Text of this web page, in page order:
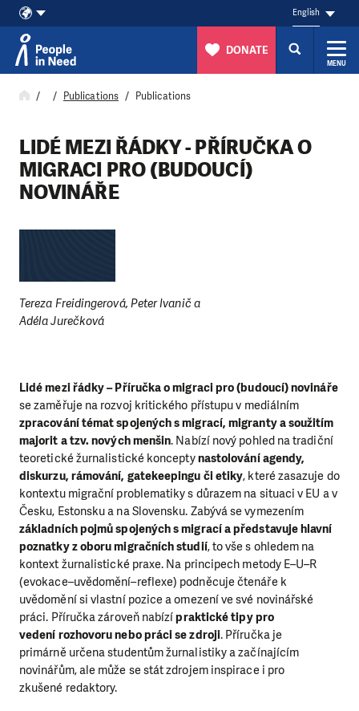
Skip to content
English
DONATE
MENU
Publications Publications
LIDÉ MEZI ŘÁDKY - PŘÍRUČKA O
MIGRACI PRO (BUDOUCÍ)
NOVINÁŘE
Tereza Freidingerová, Peter Ivanič a
Adéla Jurečková
Lidé mezi řádky – Příručka o migraci pro (budoucí) novináře
se zaměřuje na rozvoj kritického přístupu v mediálním
zpracování témat spojených s migrací, migranty a soužitím
majorit a tzv. nových menšin. Nabízí nový pohled na tradiční
teoretické žurnalistické konceptynastolování agendy,
diskurzu, rámování, gatekeepingu či etiky, které zasazuje do
kontextu migrační problematiky s důrazem na situaci v EU a v
Česku, Estonsku a na Slovensku. Zabývá se vymezením
základních pojmů spojených s migrací a představuje hlavní
poznatky z oboru migračních studií, to vše s ohledem na
kontext žurnalistické praxe. Na principech metody E–U–R
(evokace–uvědomění–reflexe) podněcuje čtenáře k
uvědomění si vlastní pozice a omezení ve své novinářské
práci. Příručka zároveň nabízípraktické tipy pro
vedení rozhovoru nebo práci se zdroji. Příručka je
primárně určena studentům žurnalistiky a začínajícím
novinářům, ale může se stát zdrojem inspirace i pro
zkušené redaktory.